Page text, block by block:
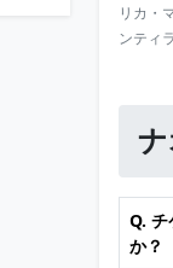
リカ・
ンティ
Q.
か？